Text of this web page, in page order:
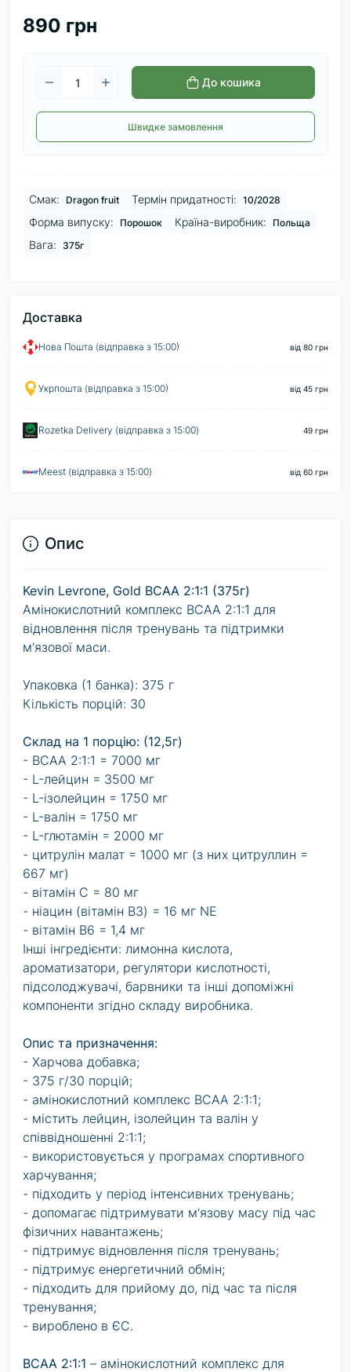
890 грн
До кошика
Швидке замовлення
Смак: Dragon fruit Термін придатності: 10/2028
Форма випуску: Порошок Країна-виробник: Польща
Вага: 375г
Доставка
Нова Пошта (відправка з 15:00) від 80 грн
Укрпошта (відправка з 15:00) від 45 грн
Rozetka Delivery (відправка з 15:00) 49 грн
Meest (відправка з 15:00) від 60 грн
Опис
Kevin Levrone, Gold BCAA 2:1:1 (375г)
Амінокислотний комплекс BCAA 2:1:1 для
відновлення після тренувань та підтримки
м'язової маси.
Упаковка (1 банка): 375 г
Кількість порцій: 30
Склад на 1 порцію: (12,5г)
- BCAA 2:1:1 = 7000 мг
- L-лейцин = 3500 мг
- L-ізолейцин = 1750 мг
- L-валін = 1750 мг
- L-глютамін = 2000 мг
- цитрулін малат = 1000 мг (з них цитруллин =
667 мг)
- вітамін C = 80 мг
- ніацин (вітамін B3) = 16 мг NE
- вітамін B6 = 1,4 мг
Інші інгредієнти: лимонна кислота,
ароматизатори, регулятори кислотності,
підсолоджувачі, барвники та інші допоміжні
компоненти згідно складу виробника.
Опис та призначення:
- Харчова добавка;
- 375 г/30 порцій;
- амінокислотний комплекс BCAA 2:1:1;
- містить лейцин, ізолейцин та валін у
співвідношенні 2:1:1;
- використовується у програмах спортивного
харчування;
- підходить у період інтенсивних тренувань;
- допомагає підтримувати м'язову масу під час
фізичних навантажень;
- підтримує відновлення після тренувань;
- підтримує енергетичний обмін;
- підходить для прийому до, під час та після
тренування;
- вироблено в ЄС.
BCAA 2:1:1 – амінокислотний комплекс для